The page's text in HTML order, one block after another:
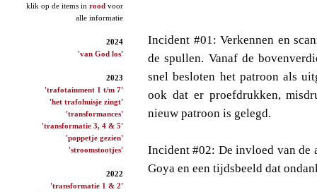
klik op de items in rood voor
alle informatie
2024
'van God los'
2023
'trafotainment 1 t/m 7'
'het trafohuisje zingt'
'transformances'
'transformatie 3, 4 & 5'
'poppetje gezien'
'stroomstootjes'
2022
'transformatie 1 & 2'
Incident #01: Verkennen en
de spullen. Vanaf de
snel besloten het patroon als
ook dat er proefdrukken,
nieuw patroon is gelegd.
Incident #02: De invloed van de
Goya en een tijdsbeeld dat